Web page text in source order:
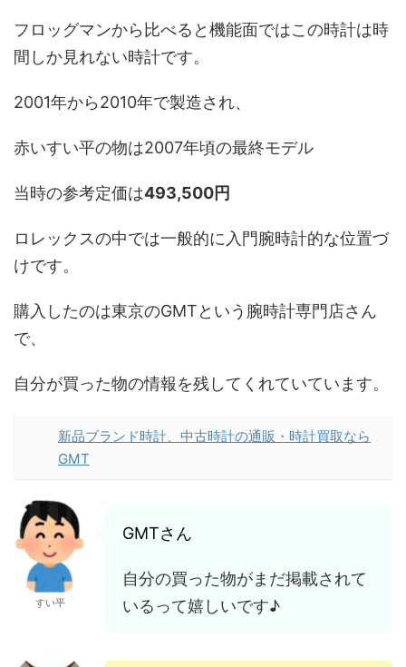
フロッグマンから比べると機能面ではこの時計は時
間しか見れない時計です。
2001年から2010年で製造され、
赤いすい平の物は2007年頃の最終モデル
当時の参考定価は493,500円
ロレックスの中では一般的に入門腕時計的な位置づ
けです。
購入したのは東京のGMTという腕時計専門店さん
で、
自分が買った物の情報を残してくれていています。
新品ブランド時計、中古時計の通販・時計買取なら
GMT
すい平
GMTさん
自分の買った物がまだ掲載されて
いるって嬉しいです♪